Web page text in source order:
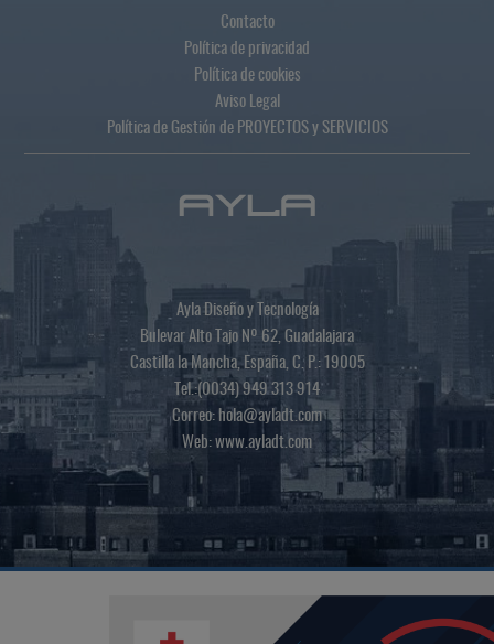
Contacto
Política de privacidad
Política de cookies
Aviso Legal
Política de Gestión de PROYECTOS y SERVICIOS
Ayla Diseño y Tecnología
Bulevar Alto Tajo Nº 62, Guadalajara
Castilla la Mancha, España, C. P.: 19005
Tel.:(0034) 949 313 914
Correo: hola@ayladt.com
Web: www.ayladt.com